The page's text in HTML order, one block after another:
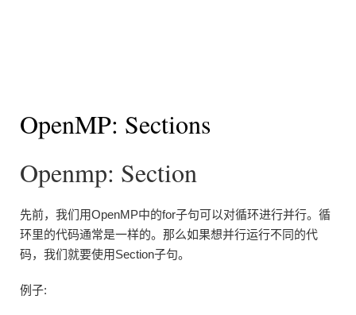
OpenMP: Sections
Openmp: Section
先前，我们用OpenMP中的for子句可以对循环进行并行。循
环里的代码通常是一样的。那么如果想并行运行不同的代
码，我们就要使用Section子句。
例子: